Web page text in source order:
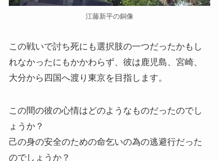
江藤新平の銅像
この戦いで討ち死にも選択肢の一つだったかもし
れなかったにもかかわらず、彼は鹿児島、宮崎、
大分から四国へ渡り東京を目指します。
この間の彼の心情はどのようなものだったのでし
ょうか？
己の身の安全のための命乞いの為の逃避行だった
のでしょうか？